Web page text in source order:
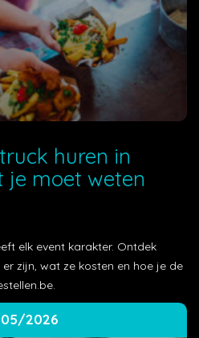
huren in
je moet weten
elk event karakter. Ontdek
zijn, wat ze kosten en hoe je de
2026